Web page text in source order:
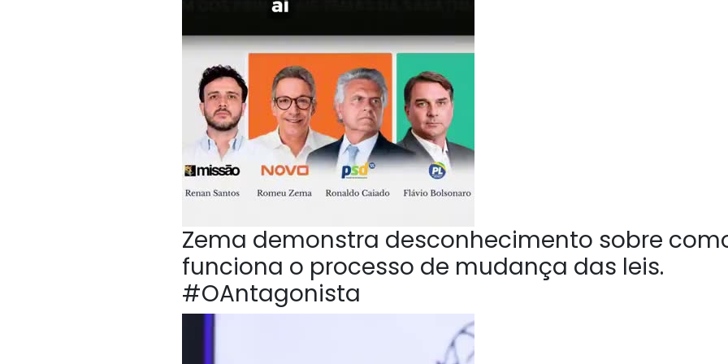
Zema demonstra desconhecimento sobre
funciona o processo de mudança das leis.
#OAntagonista